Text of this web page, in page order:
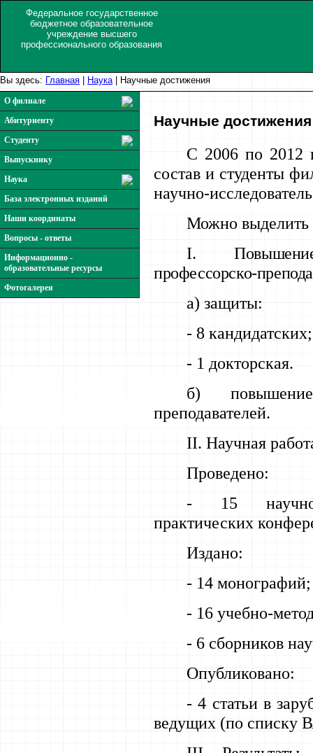
Федеральное государственное
бюджетное образовательное
учреждение высшего
профессионального образования
Вы здесь: Главная Наука| Научные достижения
О филиале
Абитуриенту
Студенту
Выпускнику
Наука
База электронных изданий
Наши координаты
Вопросы - ответы
Информационно -
образовательные ресурсы
Фотогалерея
Научные достижения
С 2006 по 2012
состав и студенты
научно-
Можно выделить
I. Повышение
профессорско-
а) защиты:
- 8 кандидатских;
- 1 докторская.
б)
преподавателей.
II. Научная
Проведено:
- 15 научно-
практических
Издано:
- 14 монографий;
- 16 учебно-
- 6 сборников
Опубликовано:
- 4 статьи в
ведущих (по списку